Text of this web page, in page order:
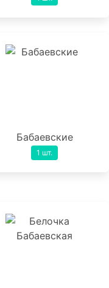
Бабаевские
1 шт.